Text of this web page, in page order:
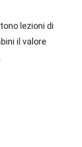
lezioni di
il valore